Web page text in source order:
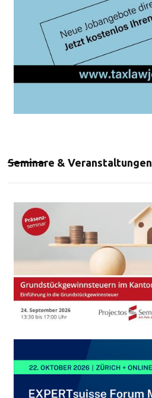
Seminare & Veranstaltungen